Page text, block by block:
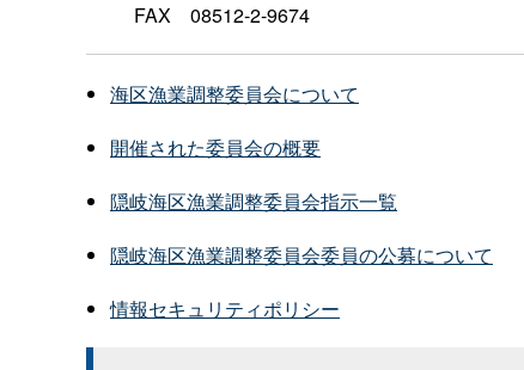
FAX 08512-2-9674
海区漁業調整委員会について
開催された委員会の概要
隠岐海区漁業調整委員会指示一覧
隠岐海区漁業調整委員会委員の公募について
情報セキュリティポリシー